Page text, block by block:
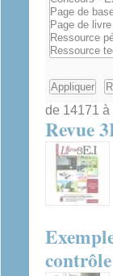
de 14171
Revue